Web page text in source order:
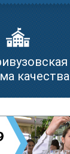
качества